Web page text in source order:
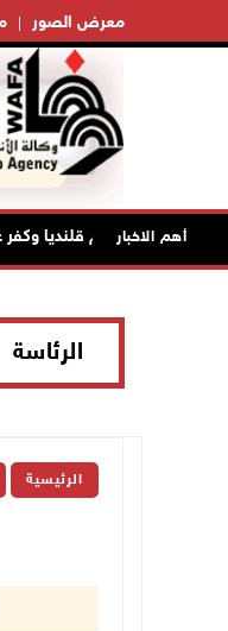
معرض الصور
أهم الاخبار
من مخيم قلنديا وكفر
الرئاسة
الرئيسية